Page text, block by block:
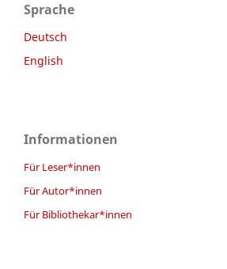
Sprache
Deutsch
English
Informationen
Für Leser*innen
Für Autor*innen
Für Bibliothekar*innen